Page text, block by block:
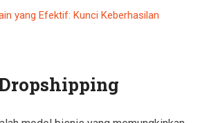
yang Efektif: Kunci Keberhasilan